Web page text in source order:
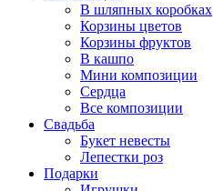
В шляпных коробках
Корзины цветов
Корзины фруктов
В кашпо
Мини композиции
Сердца
Все композиции
Свадьба
Букет невесты
Лепестки роз
Подарки